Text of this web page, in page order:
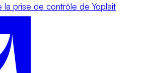
la prise de contrôle de Yoplait